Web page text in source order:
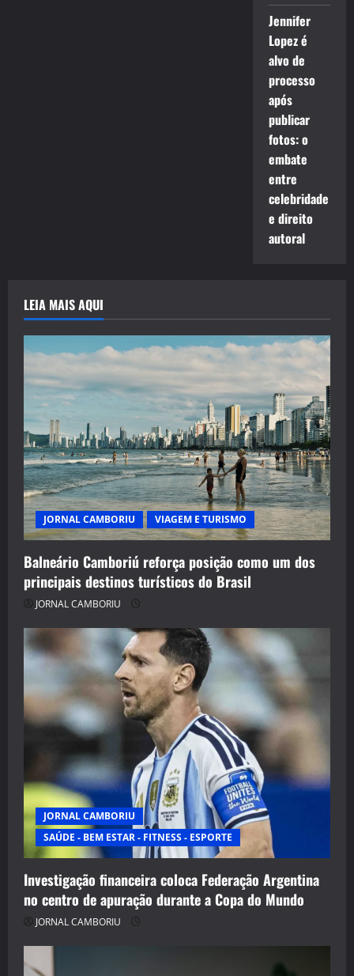
Jennifer
Lopez é
alvo de
processo
após
publicar
fotos: o
embate
entre
celebridade
e direito
autoral
LEIA MAIS AQUI
JORNAL CAMBORIU VIAGEM E TURISMO
Balneário Camboriú reforça posição como um dos
principais destinos turísticos do Brasil
JORNAL CAMBORIU
JORNAL CAMBORIU
SAÚDE - BEM ESTAR - FITNESS - ESPORTE
Investigação financeira coloca Federação Argentina
no centro de apuração durante a Copa do Mundo
JORNAL CAMBORIU